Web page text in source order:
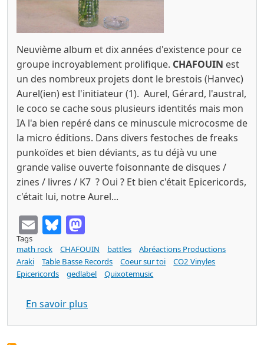
Neuvième album et dix années d'existence pour ce
groupe incroyablement prolifique. CHAFOUIN est
un des nombreux projets dont le brestois (Hanvec)
Aurel(ien) est l'initiateur (1). Aurel, Gérard, l'austral,
le coco se cache sous plusieurs identités mais mon
IA l'a bien repéré dans ce minuscule microcosme de
la micro éditions. Dans divers festoches de freaks
punkoïdes et bien déviants, as tu déjà vu une
grande valise ouverte foisonnante de disques /
zines / livres / K7 ? Oui ? Et bien c'était Epicericords,
c'était lui, notre Aurel...
EmailBluesky
Tags
math rock
CHAFOUIN battles
Abréactions Productions
Araki
Table Basse Records Coeur sur toi
CO2 Vinyles
Epicericords
gedlabel Quixotemusic
En savoir plus